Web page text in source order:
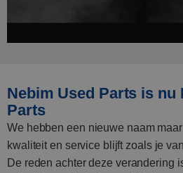
Nebim Used Parts is nu
Parts
We hebben een nieuwe naam
kwaliteit en service blijft zoals je
De reden achter deze verandering